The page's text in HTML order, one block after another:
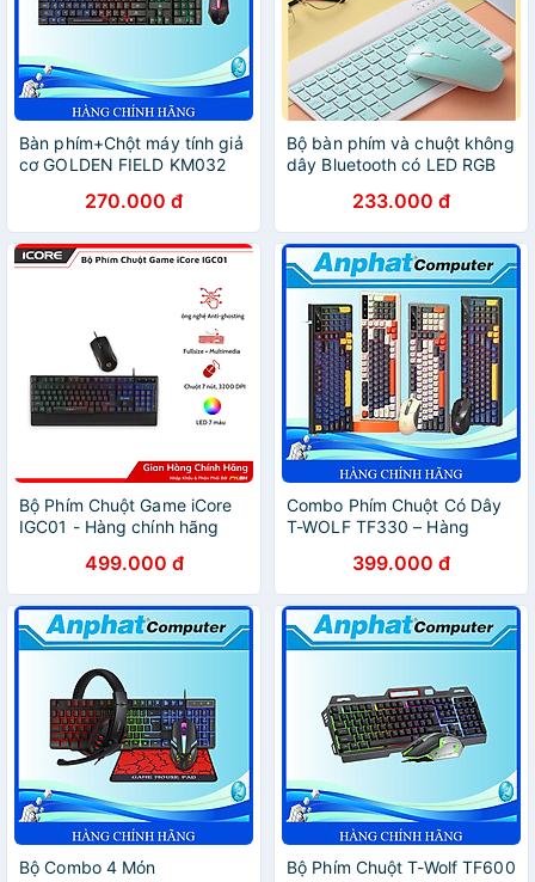
Bàn phím+Chột máy tính giả
cơ GOLDEN FIELD KM032
Chính Hãng270.000 đ
Bộ bàn phím và chuột không
dây Bluetooth có LED RGB
iPad, điện thoại di động -
hàng chính hãng
233.000 đ
Bộ Phím Chuột Game iCore
IGC01 - Hàng chính hãng
499.000 đ
Combo Phím Chuột Có Dây
T-WOLF TF330 – Hàng
399.000 đ
Bộ Combo 4 Món
Bộ Phím Chuột T-Wolf TF600